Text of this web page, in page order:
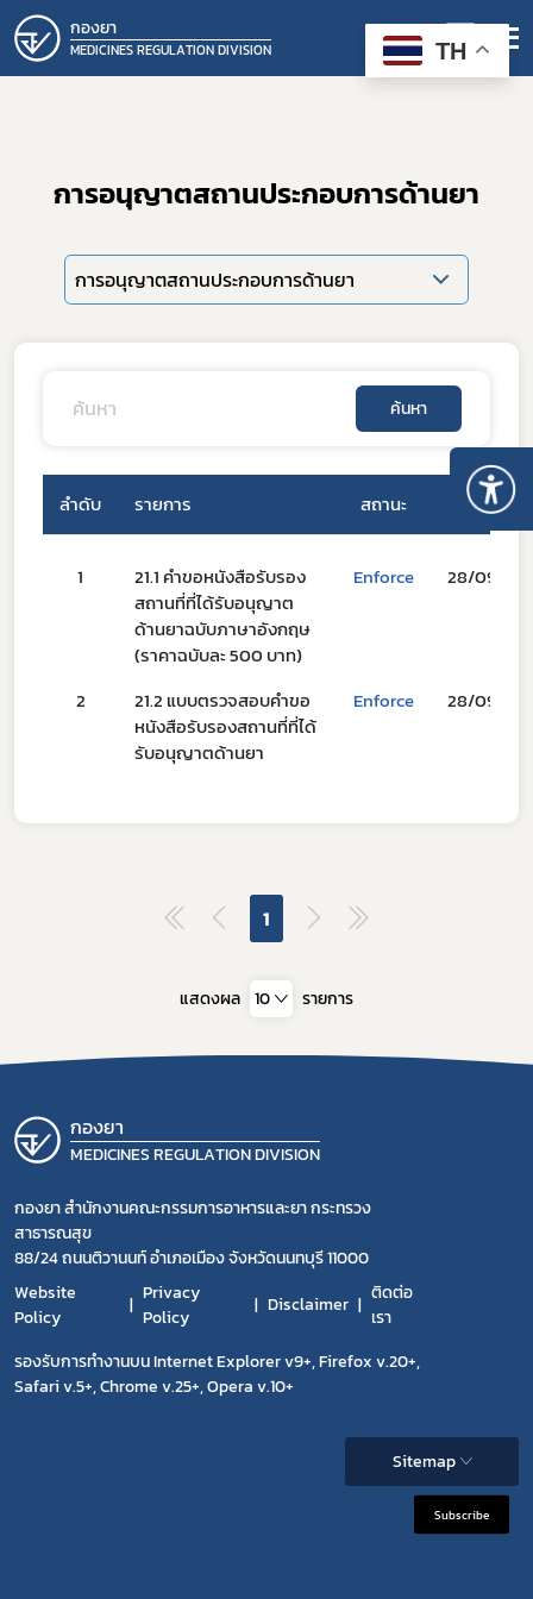
กองยา
MEDICINES REGULATION DIVISION
การอนุญาตสถานประกอบการด้านยา
การอนุญาตสถานประกอบการด้านยา
ค้นหา
ลำดับ รายการ สถานะ วันที่
1
21.1 คำขอหนังสือรับรอง
สถานที่ที่ได้รับอนุญาต
ด้านยาฉบับภาษาอังกฤษ
(ราคาฉบับละ 500 บาท)
Enforce 28/09/67
2
21.2 แบบตรวจสอบคำขอ
หนังสือรับรองสถานที่ที่ได้
รับอนุญาตด้านยา
Enforce 28/09/67
1
แสดงผล 10 รายการ
กองยา
MEDICINES REGULATION DIVISION
กองยา สำนักงานคณะกรรมการอาหารและยา กระทรวง
สาธารณสุข
88/24 ถนนติวานนท์ อำเภอเมือง จังหวัดนนทบุรี 11000
Website
Policy
Privacy
Policy
Disclaimer
ติดต่อ
เรา
รองรับการทำงานบน Internet Explorer v9+, Firefox v.20+,
Safari v.5+, Chrome v.25+, Opera v.10+
Sitemap
Subscribe
Subscribe
TH